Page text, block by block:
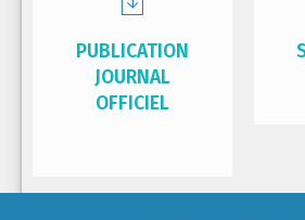
PUBLICATION
JOURNAL
OFFICIEL